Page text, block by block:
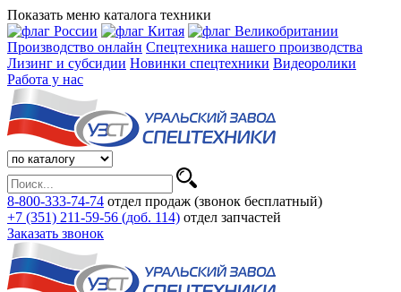
Показать меню каталога техники
Производство онлайн Спецтехника нашего производства
Лизинг и субсидии Новинки спецтехники Видеоролики
Работа у нас
8-800-333-74-74 отдел продаж (звонок бесплатный)
+7 (351) 211-59-56 (доб. 114) отдел запчастей
Заказать звонок